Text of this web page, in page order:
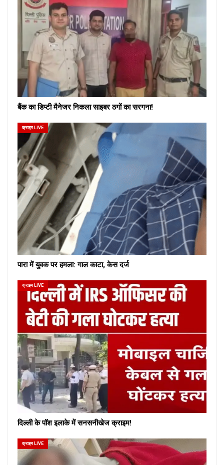
बैंक का डिप्टी मैनेजर निकला साइबर ठगों का सरगना!
क्राइम LIVE
पारा में युवक पर हमला: गाल काटा, केस दर्ज
क्राइम LIVE
दिल्ली के पॉश इलाके में सनसनीखेज क्राइम!
क्राइम LIVE